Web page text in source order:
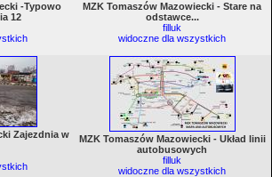
-Typowo
12
MZK Tomaszów Mazowiecki - Stare na
odstawce...
filluk
widoczne dla wszystkich
Zajezdnia w
MZK Tomaszów Mazowiecki - Układ linii
autobusowych
filluk
widoczne dla wszystkich